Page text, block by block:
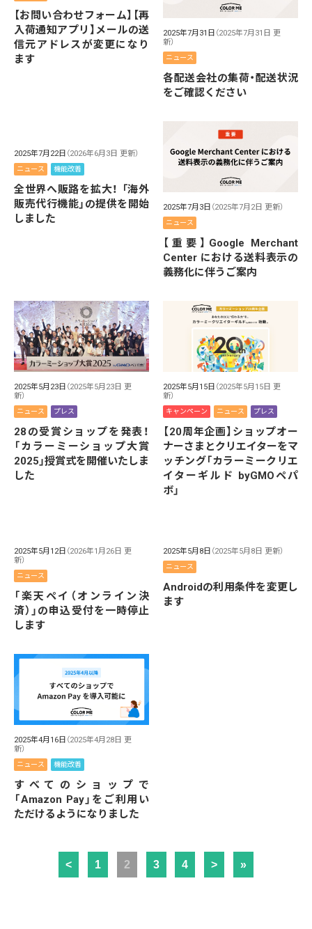
【お問い合わせフォーム】【再
入荷通知アプリ】メールの送
信元アドレスが変更になり
ます
2025年7月31日 （2025年7月31日 更
新）
ニュース
各配送会社の集荷・配送状況
をご確認ください
2025年7月22日 （2026年6月3日 更新）
ニュース 機能改善
全世界へ販路を拡大！ 「海外
販売代行機能」の提供を開始
しました
2025年7月3日 （2025年7月2日 更新）
ニュース
【重要】Google Merchant
Center における送料表示の
義務化に伴うご案内
2025年5月23日 （2025年5月23日 更
新）
ニュース プレス
28の受賞ショップを発表！
「カラーミーショップ大賞
2025」授賞式を開催いたしま
した
2025年5月15日 （2025年5月15日 更
新）
キャンペーン ニュース プレス
【20周年企画】ショップオー
ナーさまとクリエイターをマ
ッチング「カラーミークリエ
イターギルド byGMOペパ
ボ」
2025年5月12日 （2026年1月26日 更
新）
ニュース
「楽天ペイ（オンライン決
済）」の申込受付を一時停止
します
2025年5月8日 （2025年5月8日 更新）
ニュース
Androidの利用条件を変更し
ます
2025年4月16日 （2025年4月28日 更
新）
ニュース 機能改善
すべてのショップで
「Amazon Pay」をご利用い
ただけるようになりました
< 1 2 3 4 > »